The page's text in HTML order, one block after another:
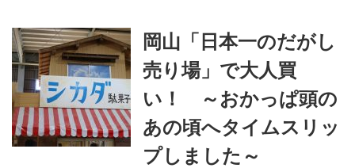
岡山「日本一のだがし
売り場」で大人買
い！ ～おかっぱ頭の
あの頃へタイムスリッ
プしました～